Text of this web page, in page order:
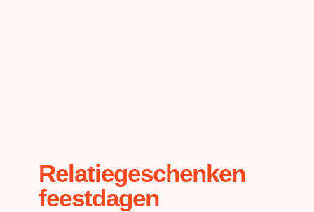
Relatiegeschenken
feestdagen